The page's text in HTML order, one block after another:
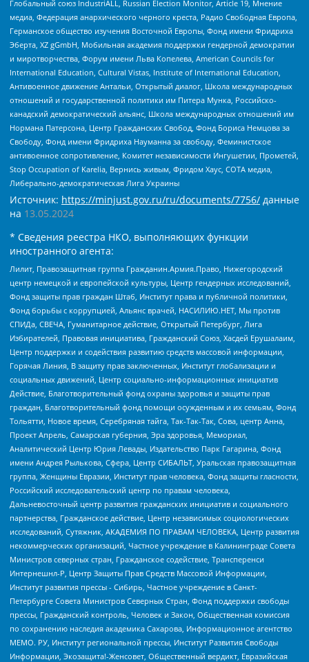
Глобальный союз IndustriALL, Russian Election Monitor, Article 19, Мнение
медиа, Федерация анархического черного креста, Радио Свободная Европа,
Германское общество изучения Восточной Европы, Фонд имени Фридриха
Эберта, XZ gGmbH, Мобильная академия поддержки гендерной демократии
и миротворчества, Форум имени Льва Копелева, American Councils for
International Education, Cultural Vistas, Institute of International Education,
Антивоенное движение Антальи, Открытый диалог, Школа международных
отношений и государственной политики им Питера Мунка, Российско-
канадский демократический альянс, Школа международных отношений им
Нормана Патерсона, Центр Гражданских Свобод, Фонд Бориса Немцова за
Свободу, Фонд имени Фридриха Науманна за свободу, Феминистское
антивоенное сопротивление, Комитет независимости Ингушетии, Прометей,
Stop Occupation of Karelia, Вернись живым, Фридом Хаус, СОТА медиа,
Либерально-демократическая Лига Украины
Источник: https://minjust.gov.ru/ru/documents/7756/ данные
на 13.05.2024
* Сведения реестра НКО, выполняющих функции
иностранного агента:
Лилит, Правозащитная группа Гражданин.Армия.Право, Нижегородский
центр немецкой и европейской культуры, Центр гендерных исследований,
Фонд защиты прав граждан Штаб, Институт права и публичной политики,
Фонд борьбы с коррупцией, Альянс врачей, НАСИЛИЮ.НЕТ, Мы против
СПИДа, СВЕЧА, Гуманитарное действие, Открытый Петербург, Лига
Избирателей, Правовая инициатива, Гражданский Союз, Хасдей Ерушалаим,
Центр поддержки и содействия развитию средств массовой информации,
Горячая Линия, В защиту прав заключенных, Институт глобализации и
социальных движений, Центр социально-информационных инициатив
Действие, Благотворительный фонд охраны здоровья и защиты прав
граждан, Благотворительный фонд помощи осужденным и их семьям, Фонд
Тольятти, Новое время, Серебряная тайга, Так-Так-Так, Сова, центр Анна,
Проект Апрель, Самарская губерния, Эра здоровья, Мемориал,
Аналитический Центр Юрия Левады, Издательство Парк Гагарина, Фонд
имени Андрея Рылькова, Сфера, Центр СИБАЛЬТ, Уральская правозащитная
группа, Женщины Евразии, Институт прав человека, Фонд защиты гласности,
Российский исследовательский центр по правам человека,
Дальневосточный центр развития гражданских инициатив и социального
партнерства, Гражданское действие, Центр независимых социологических
исследований, Сутяжник, АКАДЕМИЯ ПО ПРАВАМ ЧЕЛОВЕКА, Центр развития
некоммерческих организаций, Частное учреждение в Калининграде Совета
Министров северных стран, Гражданское содействие, Трансперенси
Интернешнл-Р, Центр Защиты Прав Средств Массовой Информации,
Институт развития прессы - Сибирь, Частное учреждение в Санкт-
Петербурге Совета Министров Северных Стран, Фонд поддержки свободы
прессы, Гражданский контроль, Человек и Закон, Общественная комиссия
по сохранению наследия академика Сахарова, Информационное агентство
МЕМО. РУ, Институт региональной прессы, Институт Развития Свободы
Информации, Экозащита!-Женсовет, Общественный вердикт, Евразийская